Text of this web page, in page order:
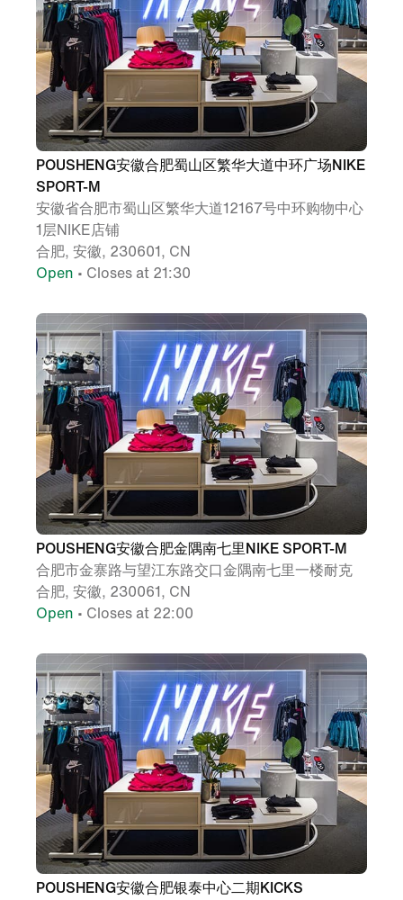
POUSHENG安徽合肥蜀山区繁华大道中环广场NIKE
SPORT-M
安徽省合肥市蜀山区繁华大道12167号中环购物中心
1层NIKE店铺
合肥, 安徽, 230601, CN
Open • Closes at 21:30
POUSHENG安徽合肥金隅南七里NIKE SPORT-M
合肥市金寨路与望江东路交口金隅南七里一楼耐克
合肥, 安徽, 230061, CN
Open • Closes at 22:00
POUSHENG安徽合肥银泰中心二期KICKS